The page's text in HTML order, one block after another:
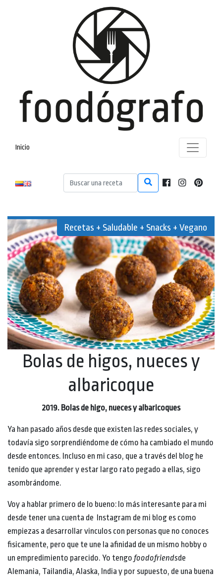
Inicio
Recetas + Saludable + Snacks + Vegano
Bolas de higos, nueces y
albaricoque
2019. Bolas de higo, nueces y albaricoques
Ya han pasado años desde que existen las redes sociales, y
todavía sigo sorprendiéndome de cómo ha cambiado el mundo
desde entonces. Incluso en mi caso, que a través del blog he
tenido que aprender y estar largo rato pegado a ellas, sigo
asombrándome.
Voy a hablar primero de lo bueno: lo más interesante para mi
desde tener una cuenta de Instagram de mi blog es como
empiezas a desarrollar vinculos con personas que no conoces
fisicamente, pero que te une la afinidad de un mismo hobby o
un empredimiento parecido. Yo tengo foodofriendsde
Alemania, Tailandia, Alaska, India y por supuesto, de una buena